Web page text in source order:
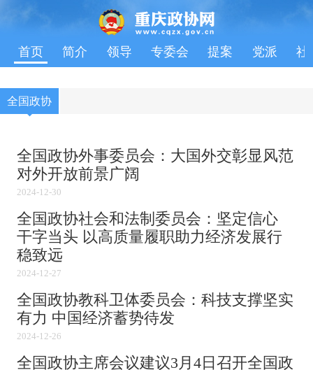
首页 简介 领导 专委会 提案 党派 社
全国政协
全国政协外事委员会：大国外交彰显风范
对外开放前景广阔
2024-12-30
全国政协社会和法制委员会：坚定信心
干字当头 以高质量履职助力经济发展行
稳致远
2024-12-27
全国政协教科卫体委员会：科技支撑坚实
有力 中国经济蓄势待发
2024-12-26
全国政协主席会议建议3月4日召开全国政